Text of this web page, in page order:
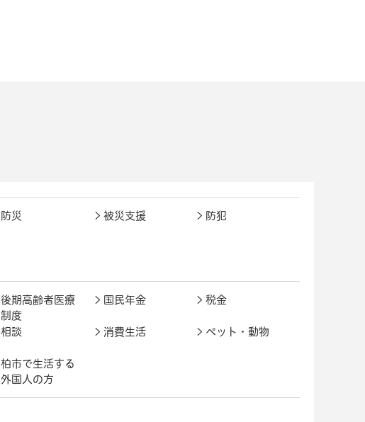
防災 被災支援 防犯
後期高齢者医療
制度
国民年金 税金
相談 消費生活 ペット・動物
柏市で生活する
外国人の方